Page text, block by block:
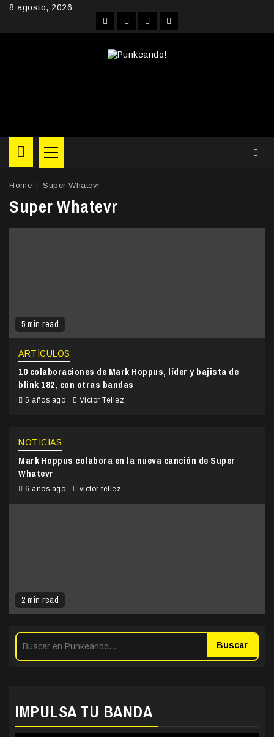
Skip8 agosto, 2026
FacebookInstagram
YouTubeTwitter
Primary
Menu
Home Super Whatevr
Super Whatevr
5 min read
ARTÍCULOS
10 colaboraciones de Mark Hoppus, líder y bajista de
blink 182, con otras bandas
5 años ago Victor Tellez
2 min read
NOTICIAS
Mark Hoppus colabora en la nueva canción de Super
Whatevr
6 años ago victor tellez
Buscar
IMPULSA TU BANDA